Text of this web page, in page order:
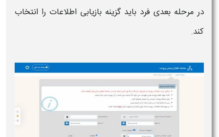
در مرحله بعدی فرد باید گزینه بازیابی اطلاعات را انتخاب
کند.